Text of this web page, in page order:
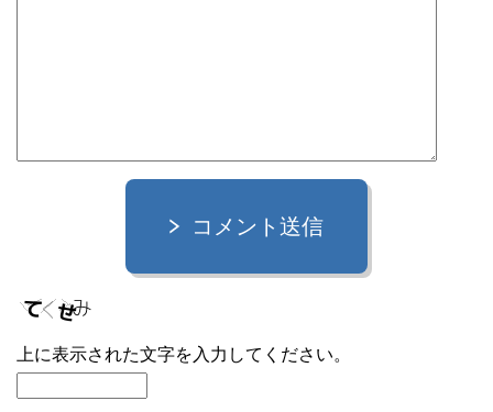
コメント送信
上に表示された文字を入力してください。